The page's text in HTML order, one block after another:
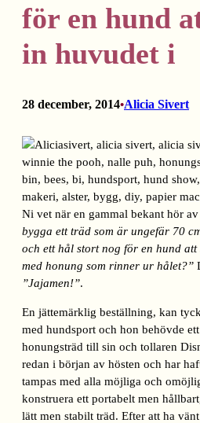
för en hund
in huvudet i
28 december, 2014•Alicia Sivert
Ni vet när en gammal bekant hör
bygga ett träd som är ungefär 70
och ett hål stort nog för en hund
med honung som rinner ur hålet?”
”Jajamen!”.
En jättemärklig beställning, kan
med hundsport och hon behövde
honungsträd till sin och tollaren
redan i början av hösten och har
tampas med alla möjliga och
konstruera ett portabelt men
lätt men stabilt träd. Efter att ha